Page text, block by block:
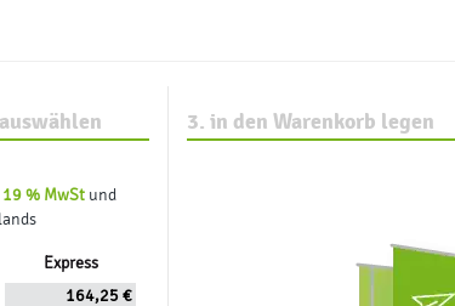
% MwSt und
Express
164,25 €
3. in den Warenkorb legen